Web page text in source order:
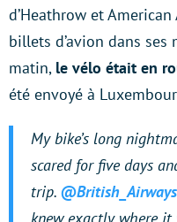
d’Heathrow et
billets d’avion dans ses
matin, le vélo était en
été envoyé à
My bike’s long
scared for five days
trip. @British_Airways
knew exactly where